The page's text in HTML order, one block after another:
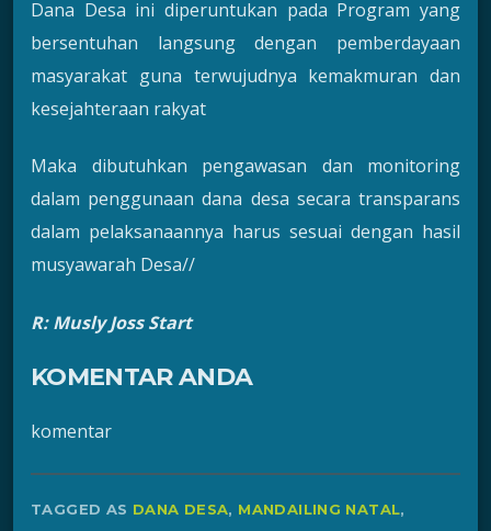
Dana Desa ini diperuntukan pada Program yang
bersentuhan langsung dengan pemberdayaan
masyarakat guna terwujudnya kemakmuran dan
kesejahteraan rakyat
Maka dibutuhkan pengawasan dan monitoring
dalam penggunaan dana desa secara transparans
dalam pelaksanaannya harus sesuai dengan hasil
musyawarah Desa//
R: Musly Joss Start
KOMENTAR ANDA
komentar
TAGGED AS DANA DESA, MANDAILING NATAL,